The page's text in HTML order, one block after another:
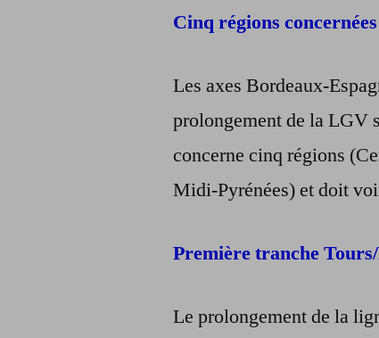
Cinq régions concernées
Les axes Bordeaux-
prolongement de la LGV
concerne cinq régions
Midi-Pyrénées) et doit
Première tranche
Le prolongement de la